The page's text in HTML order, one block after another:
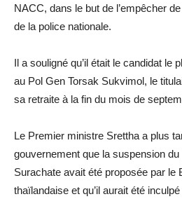
NACC, dans le but de l’empêcher
de la police nationale.
Il a souligné qu’il était le candidat le
au Pol Gen Torsak Sukvimol, le
sa retraite à la fin du mois de
Le Premier ministre Srettha a plus
gouvernement que la suspension
Surachate avait été proposée par le
thaïlandaise et qu’il aurait été